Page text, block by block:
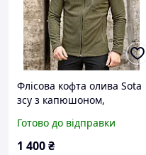
Флісова кофта олива Sota
зсу з капюшоном,
олив, тактична тепла
кофта фліска зсу _M2_zx8c
Готово до відправки
1 400₴